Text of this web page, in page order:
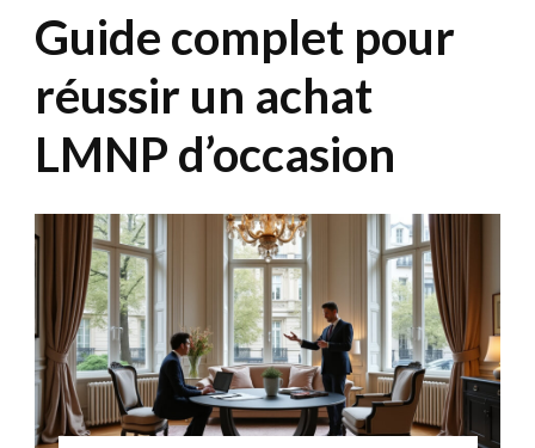
Guide complet pour
réussir un achat
LMNP d’occasion